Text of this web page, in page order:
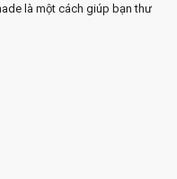
là một cách giúp bạn thư